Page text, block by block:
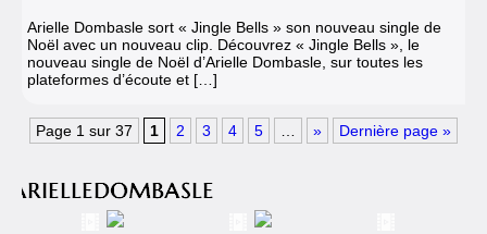
Arielle Dombasle sort « Jingle Bells » son nouveau single de
Noël avec un nouveau clip. Découvrez « Jingle Bells », le
nouveau single de Noël d’Arielle Dombasle, sur toutes les
plateformes d’écoute et […]
Page 1 sur 37 1 2 3 4 5 » Dernière page »